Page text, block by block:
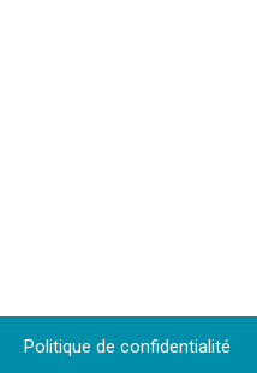
Politique de confidentialité